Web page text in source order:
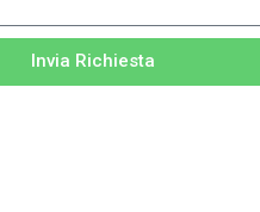
Invia Richiesta